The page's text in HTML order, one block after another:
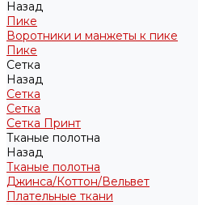
Назад
Пике
Воротники и манжеты к пике
Пике
Сетка
Назад
Сетка
Сетка
Сетка Принт
Тканые полотна
Назад
Тканые полотна
Джинса/Коттон/Вельвет
Плательные ткани